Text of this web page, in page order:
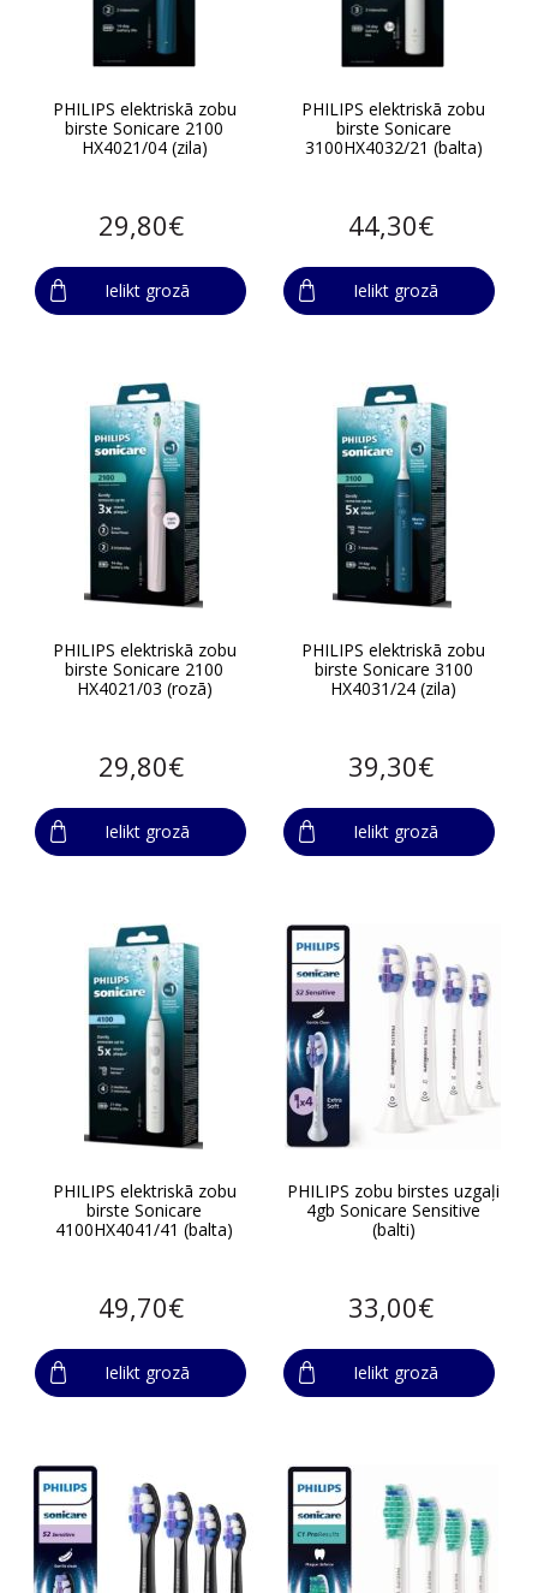
PHILIPS elektriskā zobu
birste Sonicare 2100
HX4021/04 (zila)
29,80€
Ielikt grozā
PHILIPS elektriskā zobu
birste Sonicare
3100HX4032/21 (balta)
44,30€
Ielikt grozā
PHILIPS elektriskā zobu
birste Sonicare 2100
HX4021/03 (rozā)
29,80€
Ielikt grozā
PHILIPS elektriskā zobu
birste Sonicare 3100
HX4031/24 (zila)
39,30€
Ielikt grozā
PHILIPS elektriskā zobu
birste Sonicare
4100HX4041/41 (balta)
49,70€
Ielikt grozā
PHILIPS zobu birstes uzgaļi
4gb Sonicare Sensitive
(balti)
33,00€
Ielikt grozā